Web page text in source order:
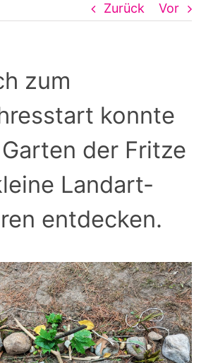
Zurück Vor
zum
konnte
der Fritze
Landart-
entdecken.